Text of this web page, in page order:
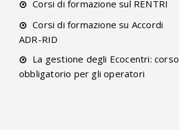
Corsi di formazione sul RENTRI
Corsi di formazione su Accordi
ADR-RID
La gestione degli Ecocentri: corso
obbligatorio per gli operatori